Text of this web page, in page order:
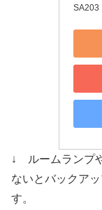
SA203
↓ ルームランプ
ないとバックア
す。